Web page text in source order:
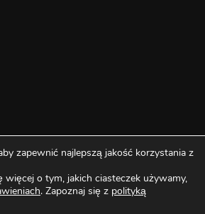
- Wszelkie prawa zastrzeżone.
zapewnić najlepszą jakość korzystania z
więcej o tym, jakich ciasteczek używamy,
. Zapoznaj się z polityką